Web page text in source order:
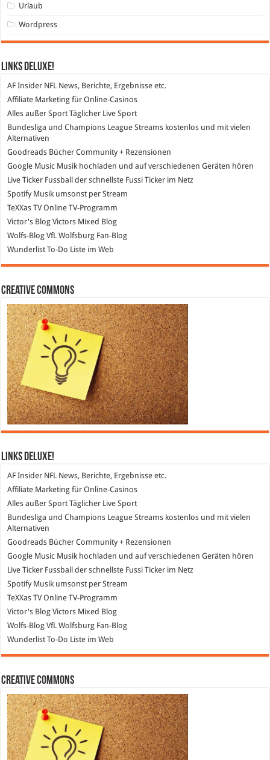
Urlaub
Wordpress
Links DeLuXe!
AF Insider NFL News, Berichte, Ergebnisse etc.
Affiliate Marketing für Online-Casinos
Alles außer Sport Täglicher Live Sport
Bundesliga und Champions League Streams kostenlos und mit vielen
Alternativen
Goodreads Bücher Community + Rezensionen
Google Music Musik hochladen und auf verschiedenen Geräten hören
Live Ticker Fussball der schnellste Fussi Ticker im Netz
SpotifyMusik umsonst per Stream
TeXXas TVOnline TV-Programm
Victor's Blog Victors Mixed Blog
Wolfs-Blog VfL Wolfsburg Fan-Blog
Wunderlist To-Do Liste im Web
Creative Commons
Links DeLuXe!
AF Insider NFL News, Berichte, Ergebnisse etc.
Affiliate Marketing für Online-Casinos
Alles außer SportTäglicher Live Sport
Bundesliga und Champions League Streams kostenlos und mit vielen
Alternativen
Goodreads Bücher Community + Rezensionen
Google Music Musik hochladen und auf verschiedenen Geräten hören
Live Ticker Fussball
der schnellste Fussi Ticker im Netz
SpotifyMusik umsonst per Stream
TeXXas TVOnline TV-Programm
Victor's Blog Victors Mixed Blog
Wolfs-Blog VfL Wolfsburg Fan-Blog
WunderlistTo-Do Liste im Web
Creative Commons